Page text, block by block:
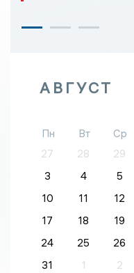
АВГУСТ
Пн Вт Ср
27
28 29
3
4 5
10
11 12
17
18 19
24
25 26
31
1 2